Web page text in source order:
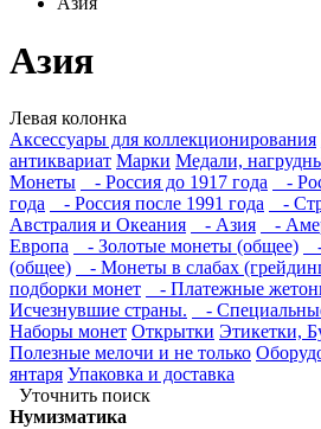
Азия
Левая колонка
Аксессуары для коллекционирования
антиквариат Марки Медали,
Монеты
- Россия до 1917 года
-
года
- Россия после 1991 года -
Австралия и Океания
- Азия -
Европа
- Золотые монеты (общее)
(общее)
- Монеты в слабах
подборки монет
- Платежные
Исчезнувшие страны.
-
Наборы монет Открытки Этикетки,
Полезные мелочи и не только
янтаря Упаковка и доставка
Уточнить поиск
Нумизматика